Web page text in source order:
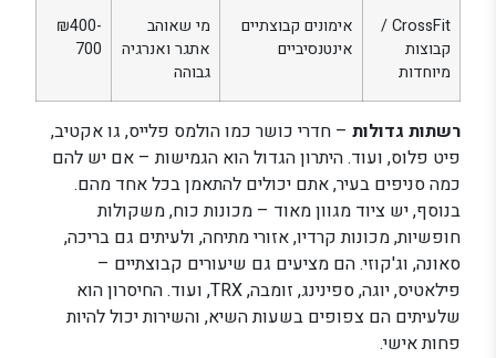
CrossFit /
קבוצות
מיוחדות
אימונים קבוצתיים
אינטנסיביים
מי שאוהב
אתגר ואנרגיה
גבוהה
₪400-
700
רשתות גדולות – חדרי כושר כמו הולמס פלייס, גו אקטיב,
פיט פלוס, ועוד. היתרון הגדול הוא הגמישות – אם יש להם
כמה סניפים בעיר, אתם יכולים להתאמן בכל אחד מהם.
בנוסף, יש ציוד מגוון מאוד – מכונות כוח, משקולות
חופשיות, מכונות קרדיו, אזורי מתיחה, ולעיתים גם בריכה,
סאונה, וג'קוזי. הם מציעים גם שיעורים קבוצתיים –
פילאטיס, יוגה, ספינינג, זומבה, TRX, ועוד. החיסרון הוא
שלעיתים הם צפופים בשעות השיא, והשירות יכול להיות
פחות אישי.